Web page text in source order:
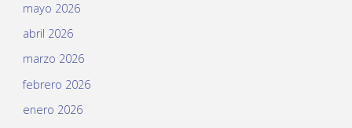
mayo 2026
abril 2026
marzo 2026
febrero 2026
enero 2026